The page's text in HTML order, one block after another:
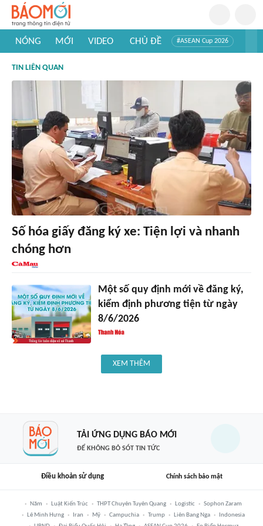
NÓNG MỚI VIDEO CHỦ ĐỀ #ASEAN Cup 2026
#Khám phá thế giới
TIN LIÊN QUAN
Số hóa giấy đăng ký xe: Tiện lợi và nhanh
chóng hơn
Một số quy định mới về đăng ký,
kiểm định phương tiện từ ngày
8/6/2026
XEM THÊM
TẢI ỨNG DỤNG BÁO MỚI
ĐỂ KHÔNG BỎ SÓT TIN TỨC
Điều khoản sử dụng Chính sách bảo mật
Năm Luật Kiến Trúc THPT Chuyên Tuyên Quang Logistic
Sophon Zaram
Lê Minh Hưng
Iran Mỹ Campuchia Trump Liên Bang Nga
Indonesia